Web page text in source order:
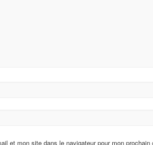
et mon site dans le navigateur pour mon prochain